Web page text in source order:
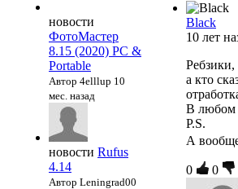
новости
ФотоМастер
8.15 (2020) PC &
Portable
Автор 4elllup 10
мес. назад
новости Rufus
4.14
Автор Leningrad00
Black
10 лет
Ребзики,
а кто
В любом
P.S.
А
0 0